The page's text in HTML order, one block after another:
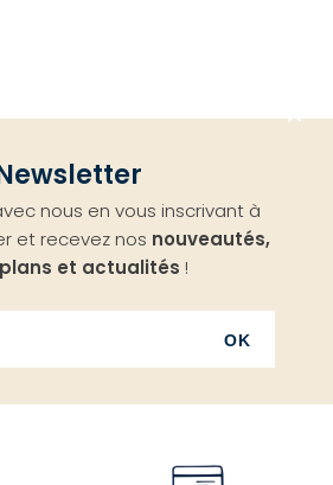
nous en vous inscrivant à
et recevez nos nouveautés,
et actualités !
OK